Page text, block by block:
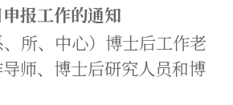
报工作的通知
所、中心）博士后工作老
师、博士后研究人员和博